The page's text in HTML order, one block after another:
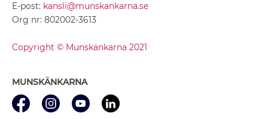
E-post: kansli@munskankarna.se
Org nr: 802002-3613
Copyright © Munskänkarna 2021
MUNSKÄNKARNA